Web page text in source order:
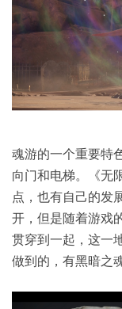
魂游的一个重要特
向门和电梯。《无
点，也有自己的发
开，但是随着游戏
贯穿到一起，这一
做到的，有黑暗之